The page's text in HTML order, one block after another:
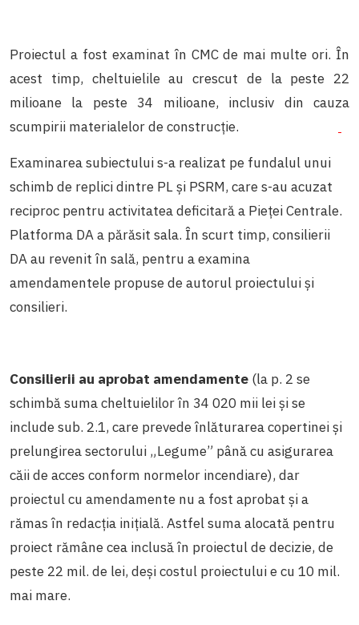
Proiectul a fost examinat în CMC de mai multe ori. În
acest timp, cheltuielile au crescut de la peste 22
milioane la peste 34 milioane, inclusiv din cauza
scumpirii materialelor de construcție.
Examinarea subiectului s-a realizat pe fundalul unui
schimb de replici dintre PL și PSRM, care s-au acuzat
reciproc pentru activitatea deficitară a Pieței Centrale.
Platforma DA a părăsit sala. În scurt timp, consilierii
DA au revenit în sală, pentru a examina
amendamentele propuse de autorul proiectului și
consilieri.
Consilierii au aprobat amendamente (la p. 2 se
schimbă suma cheltuielilor în 34 020 mii lei și se
include sub. 2.1, care prevede înlăturarea copertinei și
prelungirea sectorului „Legume” până cu asigurarea
căii de acces conform normelor incendiare), dar
proiectul cu amendamente nu a fost aprobat și a
rămas în redacția inițială. Astfel suma alocată pentru
proiect rămâne cea inclusă în proiectul de decizie, de
peste 22 mil. de lei, deși costul proiectului e cu 10 mil.
mai mare.